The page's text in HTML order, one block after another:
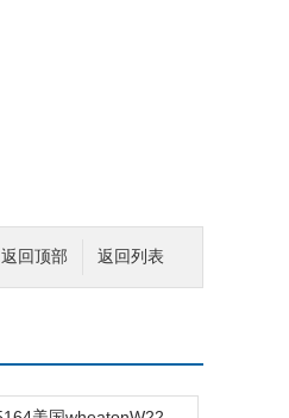
返回列表
返回顶部